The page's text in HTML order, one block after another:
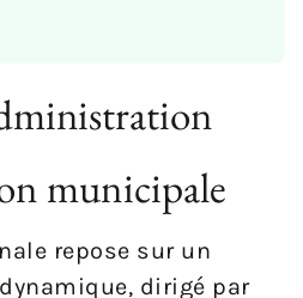
municipale
repose sur un
dirigé par